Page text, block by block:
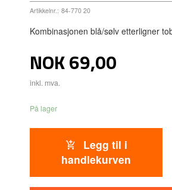
Artikkelnr.: 84-770 20
Kombinasjonen blå/sølv etterligner
Pris
NOK69,00
inkl. mva.
På lager
Legg til i
handlekurven